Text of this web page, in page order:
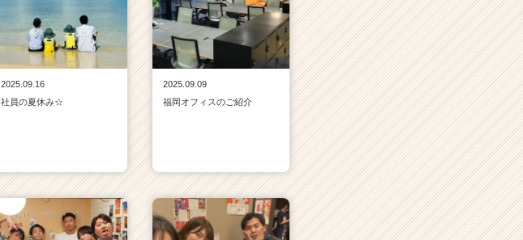
2025.09.16
社員の夏休み☆
2025.09.09
福岡オフィスのご紹介